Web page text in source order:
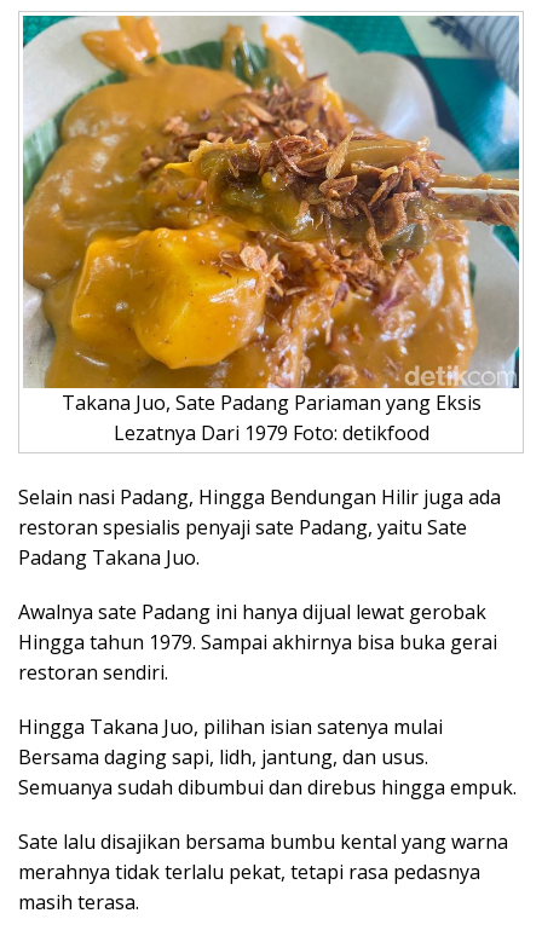
Takana Juo, Sate Padang Pariaman yang Eksis
Lezatnya Dari 1979 Foto: detikfood
Selain nasi Padang, Hingga Bendungan Hilir juga ada
restoran spesialis penyaji sate Padang, yaitu Sate
Padang Takana Juo.
Awalnya sate Padang ini hanya dijual lewat gerobak
Hingga tahun 1979. Sampai akhirnya bisa buka gerai
restoran sendiri.
Hingga Takana Juo, pilihan isian satenya mulai
Bersama daging sapi, lidh, jantung, dan usus.
Semuanya sudah dibumbui dan direbus hingga empuk.
Sate lalu disajikan bersama bumbu kental yang warna
merahnya tidak terlalu pekat, tetapi rasa pedasnya
masih terasa.